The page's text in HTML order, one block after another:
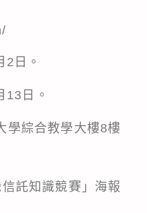
日。
13日。
學綜合教學大樓8樓
託知識競賽」海報